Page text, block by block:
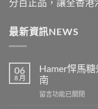
分百正品，讓全香港
最新資訊NEWS
06
8 月
Hamer悍馬
南
在
留言功能已關閉